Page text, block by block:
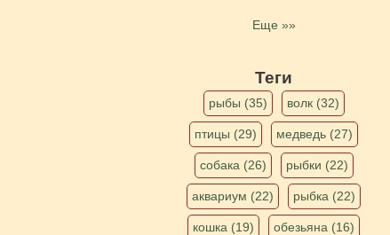
Еще »»
Теги
рыбы (35) волк (32)
птицы (29) медведь (27)
собака (26) рыбки (22)
аквариум (22) рыбка (22)
кошка (19) обезьяна (16)